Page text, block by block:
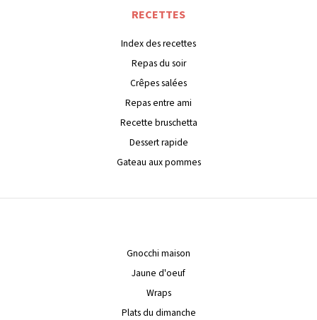
RECETTES
Index des recettes
Repas du soir
Crêpes salées
Repas entre ami
Recette bruschetta
Dessert rapide
Gateau aux pommes
Gnocchi maison
Jaune d'oeuf
Wraps
Plats du dimanche